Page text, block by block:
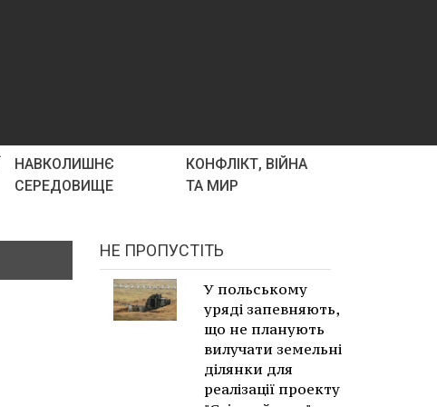
НАВКОЛИШНЄ
СЕРЕДОВИЩЕ
КОНФЛІКТ, ВІЙНА
ТА МИР
НЕ ПРОПУСТІТЬ
У польському
уряді запевняють,
що не планують
вилучати земельні
ділянки для
реалізації проекту